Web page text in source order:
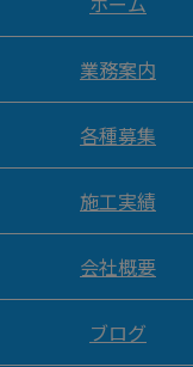
業務案内
各種募集
施工実績
会社概要
ブログ